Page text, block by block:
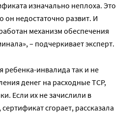
изначально неплоха. Это
он недостаточно развит. И
механизм обеспечения
– подчеркивает эксперт.
ребенка-инвалида так и не
денег на расходные ТСР,
Если их не зачислили в
сгорает, рассказала